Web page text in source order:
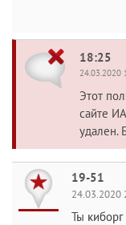
18:25
24.03.2020
Этот
сайте
удален.
19-51
24.03.2020
Ты